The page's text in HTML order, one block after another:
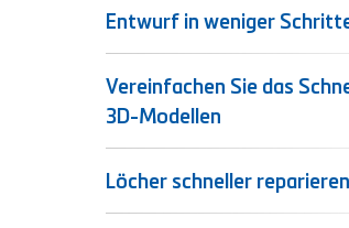
Entwurf in weniger
Vereinfachen Sie das
3D-Modellen
Löcher schneller reparieren